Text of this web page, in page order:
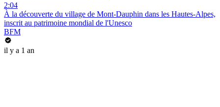
2:04
À la découverte du village de Mont-Dauphin dans les Hautes-Alpes,
inscrit au patrimoine mondial de l'Unesco
BFM
il y a 1 an